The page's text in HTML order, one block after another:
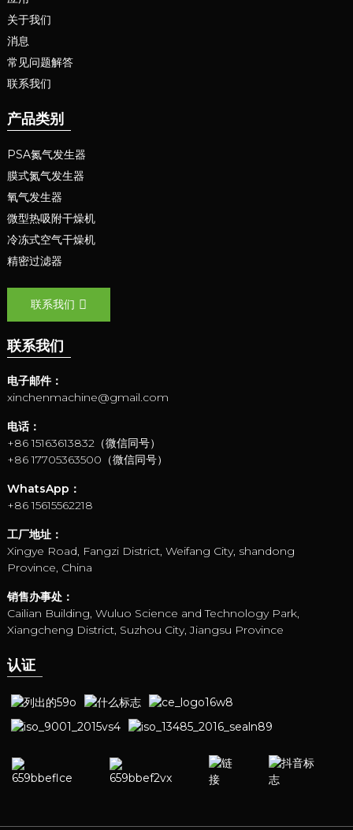
关于我们
消息
常见问题解答
联系我们
产品类别
PSA氮气发生器
膜式氮气发生器
氧气发生器
微型热吸附干燥机
冷冻式空气干燥机
精密过滤器
联系我们
联系我们
电子邮件：
xinchenmachine@gmail.com
电话：
+86 15163613832（微信同号）
+86 17705363500（微信同号）
WhatsApp：
+86 15615562218
工厂地址：
Xingye Road, Fangzi District, Weifang City, shandong
Province, China
销售办事处：
Cailian Building, Wuluo Science and Technology Park,
Xiangcheng District, Suzhou City, Jiangsu Province
认证